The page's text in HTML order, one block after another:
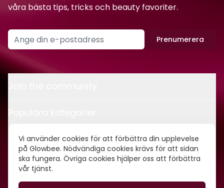
Vi använder cookies för att förbättra din upplevelse
på Glowbee. Nödvändiga cookies krävs för att sidan
ska fungera. Övriga cookies hjälper oss att förbättra
vår tjänst.
våra bästa tips, tricks och beauty favoriter.
Prenumerera
Kontakt
Om oss